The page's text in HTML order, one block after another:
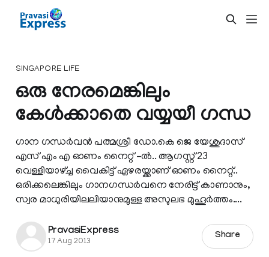
SINGAPORE LIFE
ഒരു നേരമെങ്കിലും
കേള്‍ക്കാതെ വയ്യയീ ഗന്ധ
ഗാന ഗന്ധര്‍വന്‍ പത്മശ്രീ ഡോ.കെ ജെ യേശുദാസ്
എസ് എം എ ഓണം നൈറ്റ് –ല്‍.. ആഗസ്റ്റ് 23
വെള്ളിയാഴ്‌ച്ച വൈകിട്ട് ഏഴരയ്ക്കാണ് ഓണം നൈറ്റ്‌..
ഒരിക്കലെങ്കിലും ഗാനഗന്ധര്‍വനെ നേരിട്ട് കാണാനും,
സ്വര മാധുരിയിലലിയാനുമുള്ള അസുലഭ മുഹൂര്‍ത്തം....
PravasiExpress
17 Aug 2013
Share